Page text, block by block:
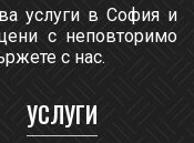
услуги в София и
с неповторимо
с нас.
УСЛУГИ